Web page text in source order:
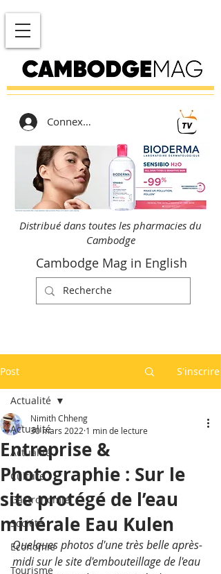
Connexion
Distribué dans toutes les pharmacies du
Cambodge
Cambodge Mag in English
Post S'inscrire
Actualité
Actualité
Culture
Gastronomie
Société
Economie
Tourisme
Actualité
Entreprise &
Photographie : Sur le
site protégé de l’eau
minérale Eau Kulen
Nimith Chheng
30 mars 2022 1 min de lecture
Quelques photos d'une très belle après-
midi sur le site d'embouteillage de l'eau